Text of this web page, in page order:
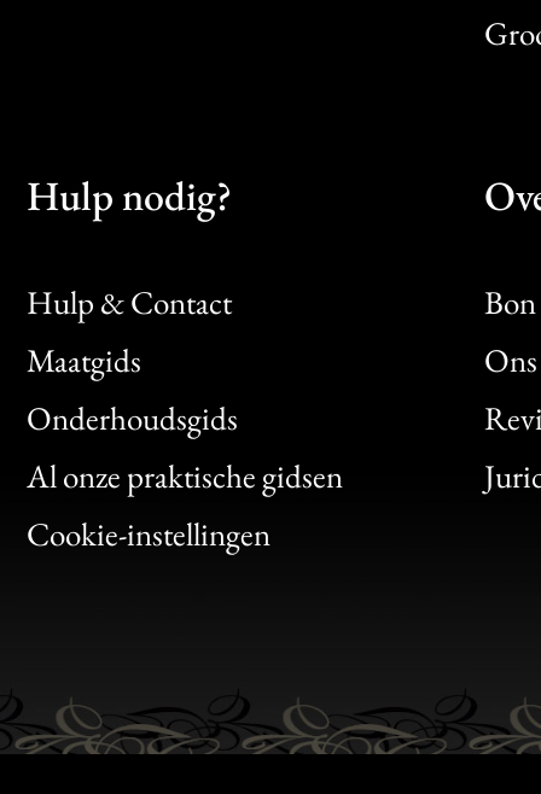
Hulp nodig?
Hulp & Contact
Maatgids
Onderhoudsgids
Al onze praktische gidsen
Cookie-instellingen
Bon
Clic